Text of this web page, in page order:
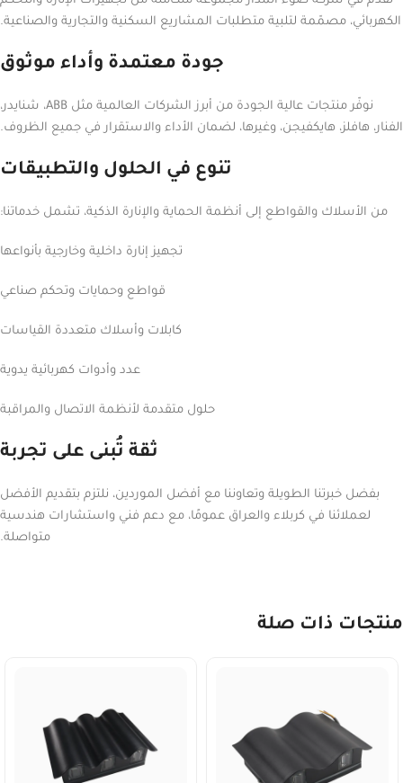
الكهربائي، مصمّمة لتلبية متطلبات المشاريع السكنية والتجارية والصناعية.
جودة معتمدة وأداء موثوق
نوفّر منتجات عالية الجودة من أبرز الشركات العالمية مثل ABB، شنايدر،
الفنار، هافلز، هايكفيجن، وغيرها، لضمان الأداء والاستقرار في جميع الظروف.
تنوع في الحلول والتطبيقات
من الأسلاك والقواطع إلى أنظمة الحماية والإنارة الذكية، تشمل خدماتنا:
تجهيز إنارة داخلية وخارجية بأنواعها
قواطع وحمايات وتحكم صناعي
كابلات وأسلاك متعددة القياسات
عدد وأدوات كهربائية يدوية
حلول متقدمة لأنظمة الاتصال والمراقبة
ثقة تُبنى على تجربة
بفضل خبرتنا الطويلة وتعاوننا مع أفضل الموردين، نلتزم بتقديم الأفضل
لعملائنا في كربلاء والعراق عمومًا، مع دعم فني واستشارات هندسية
متواصلة.
منتجات ذات صلة